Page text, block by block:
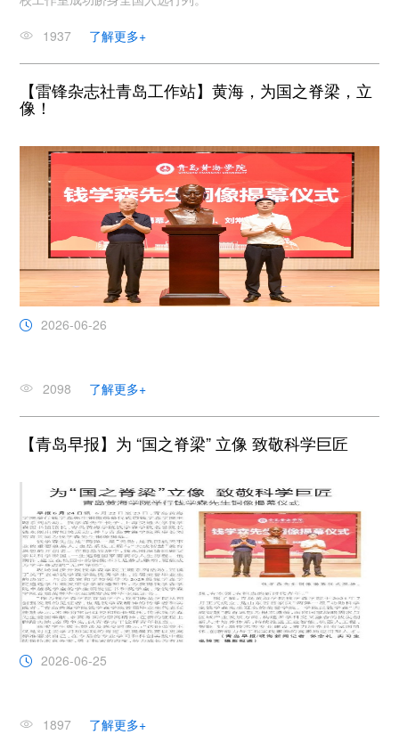
1937 了解更多+
【雷锋杂志社青岛工作站】黄海，为国之脊梁，立
像！
2026-06-26
2098 了解更多+
【青岛早报】为 “国之脊梁” 立像 致敬科学巨匠
2026-06-25
1897 了解更多+